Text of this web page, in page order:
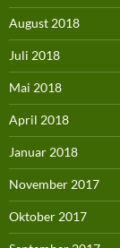
August 2018
Juli 2018
Mai 2018
April 2018
Januar 2018
November 2017
Oktober 2017